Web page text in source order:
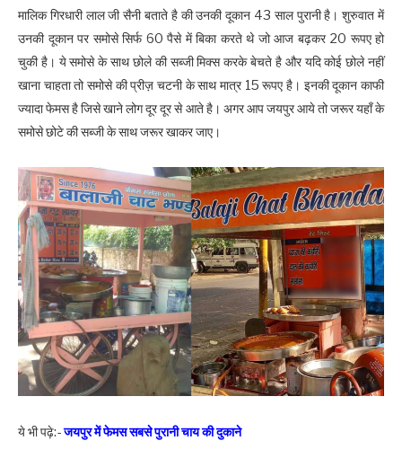
मालिक गिरधारी लाल जी सैनी बताते है की उनकी दूकान 43 साल पुरानी है। शुरुवात में
उनकी दूकान पर समोसे सिर्फ 60 पैसे में बिका करते थे जो आज बढ़कर 20 रूपए हो
चुकी है। ये समोसे के साथ छोले की सब्जी मिक्स करके बेचते है और यदि कोई छोले नहीं
खाना चाहता तो समोसे की प्रीज़ चटनी के साथ मात्र 15 रूपए है। इनकी दूकान काफी
ज्यादा फेमस है जिसे खाने लोग दूर दूर से आते है। अगर आप जयपुर आये तो जरूर यहाँ के
समोसे छोटे की सब्जी के साथ जरूर खाकर जाए।
ये भी पढ़े:-जयपुर में फेमस सबसे पुरानी चाय की दुकाने